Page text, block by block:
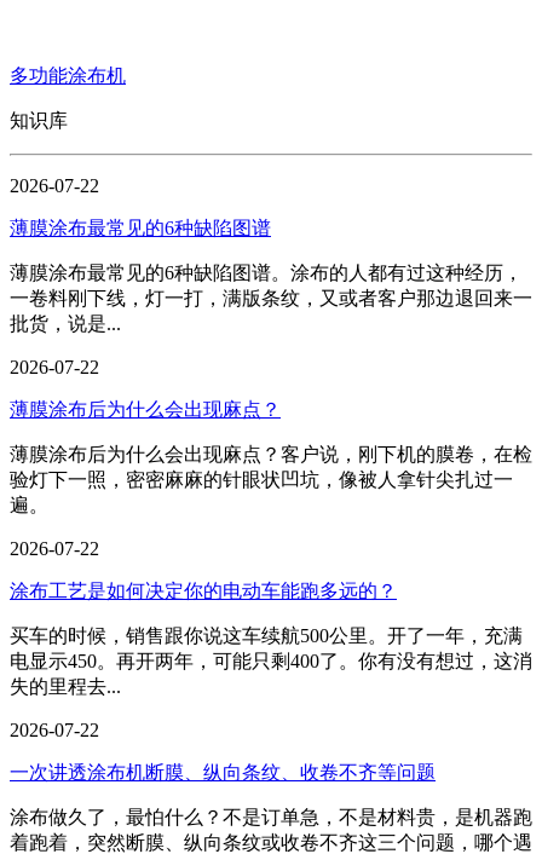
多功能涂布机
知识库
2026-07-22
薄膜涂布最常见的6种缺陷图谱
薄膜涂布最常见的6种缺陷图谱。涂布的人都有过这种经历，
一卷料刚下线，灯一打，满版条纹，又或者客户那边退回来一
批货，说是...
2026-07-22
薄膜涂布后为什么会出现麻点？
薄膜涂布后为什么会出现麻点？客户说，刚下机的膜卷，在检
验灯下一照，密密麻麻的针眼状凹坑，像被人拿针尖扎过一
遍。
2026-07-22
涂布工艺是如何决定你的电动车能跑多远的？
买车的时候，销售跟你说这车续航500公里。开了一年，充满
电显示450。再开两年，可能只剩400了。你有没有想过，这消
失的里程去...
2026-07-22
一次讲透涂布机断膜、纵向条纹、收卷不齐等问题
涂布做久了，最怕什么？不是订单急，不是材料贵，是机器跑
着跑着，突然断膜、纵向条纹或收卷不齐这三个问题，哪个遇